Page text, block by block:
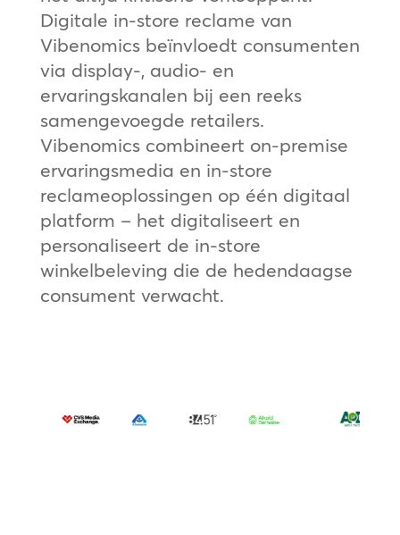
Digitale in-store reclame van
Vibenomics beïnvloedt consumenten
via display-, audio- en
ervaringskanalen bij een reeks
samengevoegde retailers.
Vibenomics combineert on-premise
ervaringsmedia en in-store
reclameoplossingen op één digitaal
platform – het digitaliseert en
personaliseert de in-store
winkelbeleving die de hedendaagse
consument verwacht.